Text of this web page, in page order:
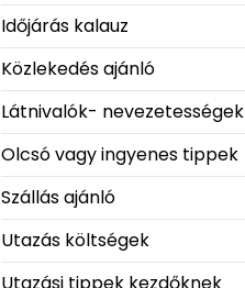
Időjárás kalauz
Közlekedés ajánló
Látnivalók- nevezetességek
Olcsó vagy ingyenes tippek
Szállás ajánló
Utazás költségek